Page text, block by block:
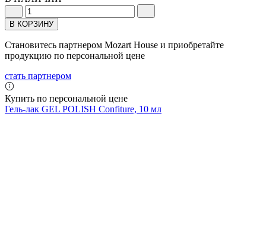
В КОРЗИНУ
Становитесь партнером Mozart House и приобретайте
продукцию по персональной цене
стать партнером
Купить по персональной цене
Гель-лак GEL POLISH Confiture, 10 мл